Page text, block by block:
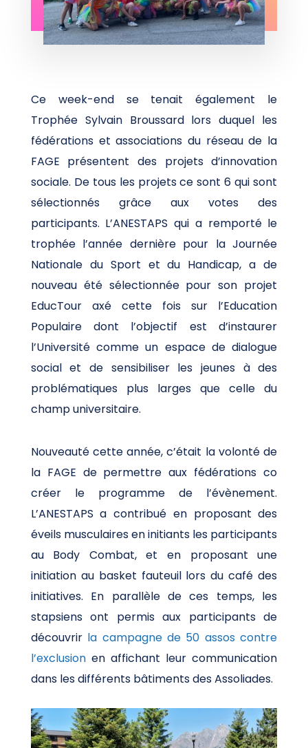
Ce week-end se tenait également le
Trophée Sylvain Broussard lors duquel les
fédérations et associations du réseau de la
FAGE présentent des projets d’innovation
sociale. De tous les projets ce sont 6 qui sont
sélectionnés grâce aux votes des
participants. L’ANESTAPS qui a remporté le
trophée l’année dernière pour la Journée
Nationale du Sport et du Handicap, a de
nouveau été sélectionnée pour son projet
EducTour axé cette fois sur l’Education
Populaire dont l’objectif est d’instaurer
l’Université comme un espace de dialogue
social et de sensibiliser les jeunes à des
problématiques plus larges que celle du
champ universitaire.
Nouveauté cette année, c’était la volonté de
la FAGE de permettre aux fédérations co
créer le programme de l’évènement.
L’ANESTAPS a contribué en proposant des
éveils musculaires en initiants les participants
au Body Combat, et en proposant une
initiation au basket fauteuil lors du café des
initiatives. En parallèle de ces temps, les
stapsiens ont permis aux participants de
découvrir la campagne de 50 assos contre
l’exclusionen affichant leur communication
dans les différents bâtiments des Assoliades.